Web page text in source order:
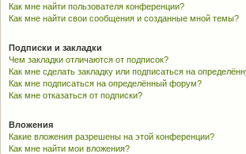
Как мне найти пользователя конференции?
Как мне найти свои сообщения и созданные мной темы?
Подписки и закладки
Чем закладки отличаются от подписок?
Как мне сделать закладку или подписаться на
Как мне подписаться на определённый форум?
Как мне отказаться от подписки?
Вложения
Какие вложения разрешены на этой конференции?
Как мне найти мои вложения?